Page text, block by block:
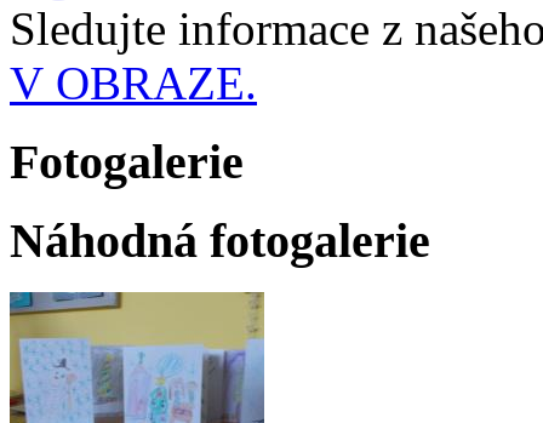
Sledujte informace z
V OBRAZE.
Fotogalerie
Náhodná fotogalerie